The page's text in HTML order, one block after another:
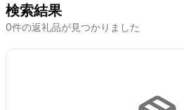
検索結果
0件の返礼品が見つかりました